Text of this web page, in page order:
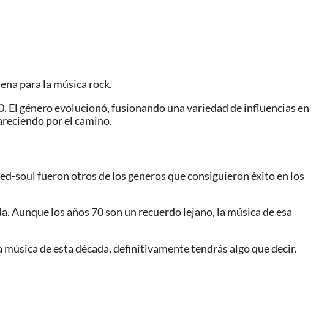
para la música rock.
El género evolucionó, fusionando una variedad de influencias en
por el camino.
soul fueron otros de los generos que consiguieron éxito en los
Aunque los años 70 son un recuerdo lejano, la música de esa
de esta década, definitivamente tendrás algo que decir.